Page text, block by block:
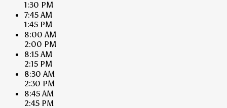
1:30 PM
7:45 AM
1:45 PM
8:00 AM
2:00 PM
8:15 AM
2:15 PM
8:30 AM
2:30 PM
8:45 AM
2:45 PM